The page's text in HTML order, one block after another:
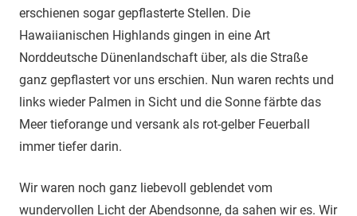
erschienen sogar gepflasterte Stellen. Die
Hawaiianischen Highlands gingen in eine Art
Norddeutsche Dünenlandschaft über, als die Straße
ganz gepflastert vor uns erschien. Nun waren rechts und
links wieder Palmen in Sicht und die Sonne färbte das
Meer tieforange und versank als rot-gelber Feuerball
immer tiefer darin.
Wir waren noch ganz liebevoll geblendet vom
wundervollen Licht der Abendsonne, da sahen wir es. Wir